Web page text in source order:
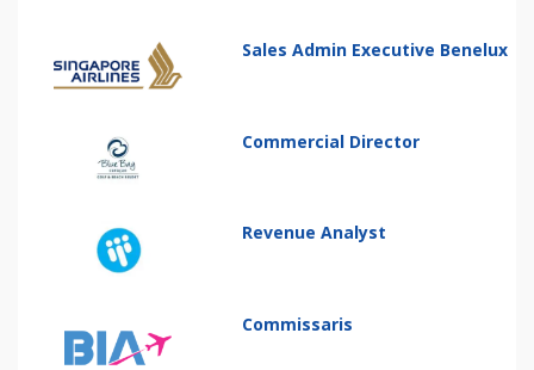
Sales Admin Executive Benelux
Commercial Director
Revenue Analyst
Commissaris